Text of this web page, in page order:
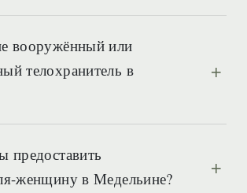
вооружённый или
телохранитель в
предоставить
женщину в Медельине?